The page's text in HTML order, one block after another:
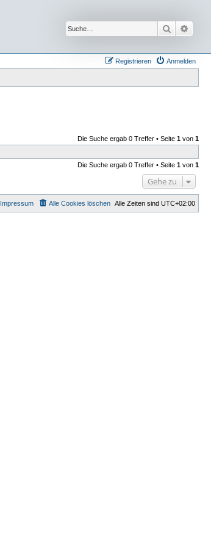
Suche
Anmelden
Registrieren
Die Suche ergab 0 Treffer • Seite 1 von 1
Die Suche ergab 0 Treffer • Seite 1 von 1
Gehe zu
Alle Zeiten sind UTC+02:00
Alle Cookies löschen
Impressum